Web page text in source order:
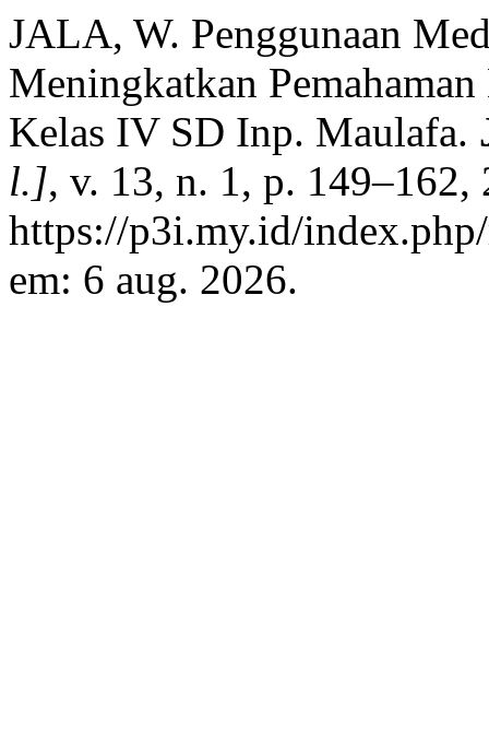
JALA, W. Penggunaan
Meningkatkan
Kelas IV SD Inp. Maulafa.
l.], v. 13, n. 1, p.
https://p3i.my.id/
em: 6 aug. 2026.